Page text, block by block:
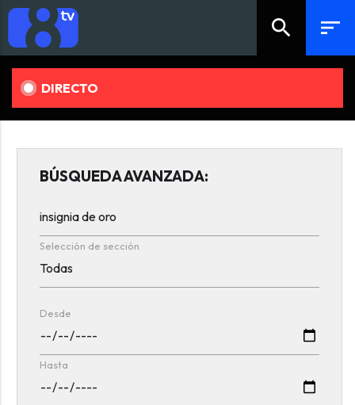
search sort
DIRECTO
BÚSQUEDA AVANZADA:
Selección de sección
Desde
Hasta